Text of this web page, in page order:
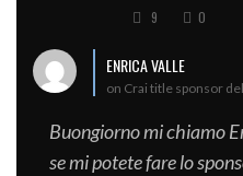
9 0
ENRICA VALLE
on Crai title sponsor
Buongiorno mi chiamo
se mi potete fare lo